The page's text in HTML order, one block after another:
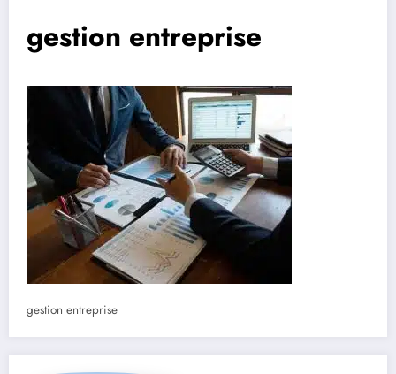
gestion entreprise
gestion entreprise